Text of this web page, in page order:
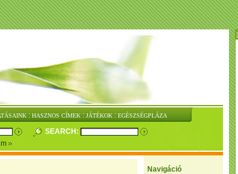
: HASZNOS CÍMEK : JÁTÉKOK : EGÉSZSÉGPLÁZA
SEARCH:
Navigáció